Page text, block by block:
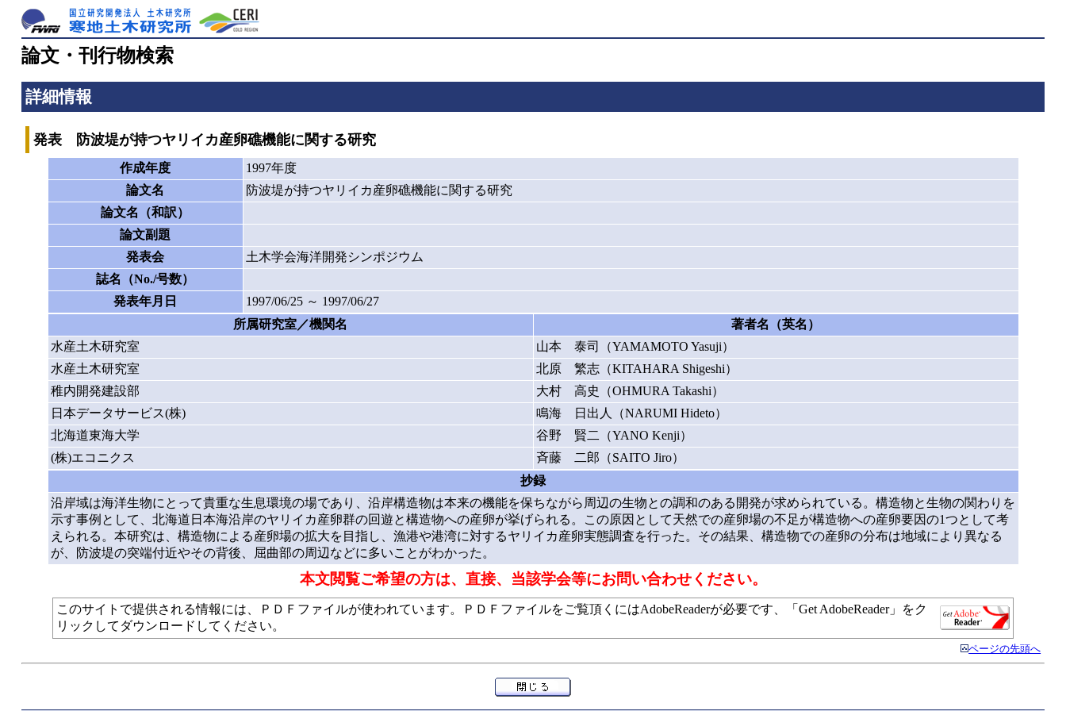
論文・刊行物検索
詳細情報
発表 防波堤が持つヤリイカ産卵礁機能に関する研究
作成年度
1997年度
論文名
防波堤が持つヤリイカ産卵礁機能に関する研究
論文名（和訳）
論文副題
発表会
土木学会海洋開発シンポジウム
誌名（No./号数）
発表年月日
1997/06/25 ～ 1997/06/27
所属研究室／機関名
著者名（英名）
水産土木研究室
山本 泰司（YAMAMOTO Yasuji）
水産土木研究室
北原 繁志（KITAHARA Shigeshi）
稚内開発建設部
大村 高史（OHMURA Takashi）
日本データサービス(株)
鳴海 日出人（NARUMI Hideto）
北海道東海大学
谷野 賢二（YANO Kenji）
(株)エコニクス
斉藤 二郎（SAITO Jiro）
抄録
沿岸域は海洋生物にとって貴重な生息環境の場であり、沿岸構造物は本来の機能を保ちながら周辺の生物との調和のある開発が求められている。構造物と生物の関わりを
示す事例として、北海道日本海沿岸のヤリイカ産卵群の回遊と構造物への産卵が挙げられる。この原因として天然での産卵場の不足が構造物への産卵要因の1つとして考
えられる。本研究は、構造物による産卵場の拡大を目指し、漁港や港湾に対するヤリイカ産卵実態調査を行った。その結果、構造物での産卵の分布は地域により異なる
が、防波堤の突端付近やその背後、屈曲部の周辺などに多いことがわかった。
本文閲覧ご希望の方は、直接、当該学会等にお問い合わせください。
このサイトで提供される情報には、ＰＤＦファイルが使われています。ＰＤＦファイルをご覧頂くにはAdobeReaderが必要です、「Get AdobeReader」をク
リックしてダウンロードしてください。
ページの先頭へ